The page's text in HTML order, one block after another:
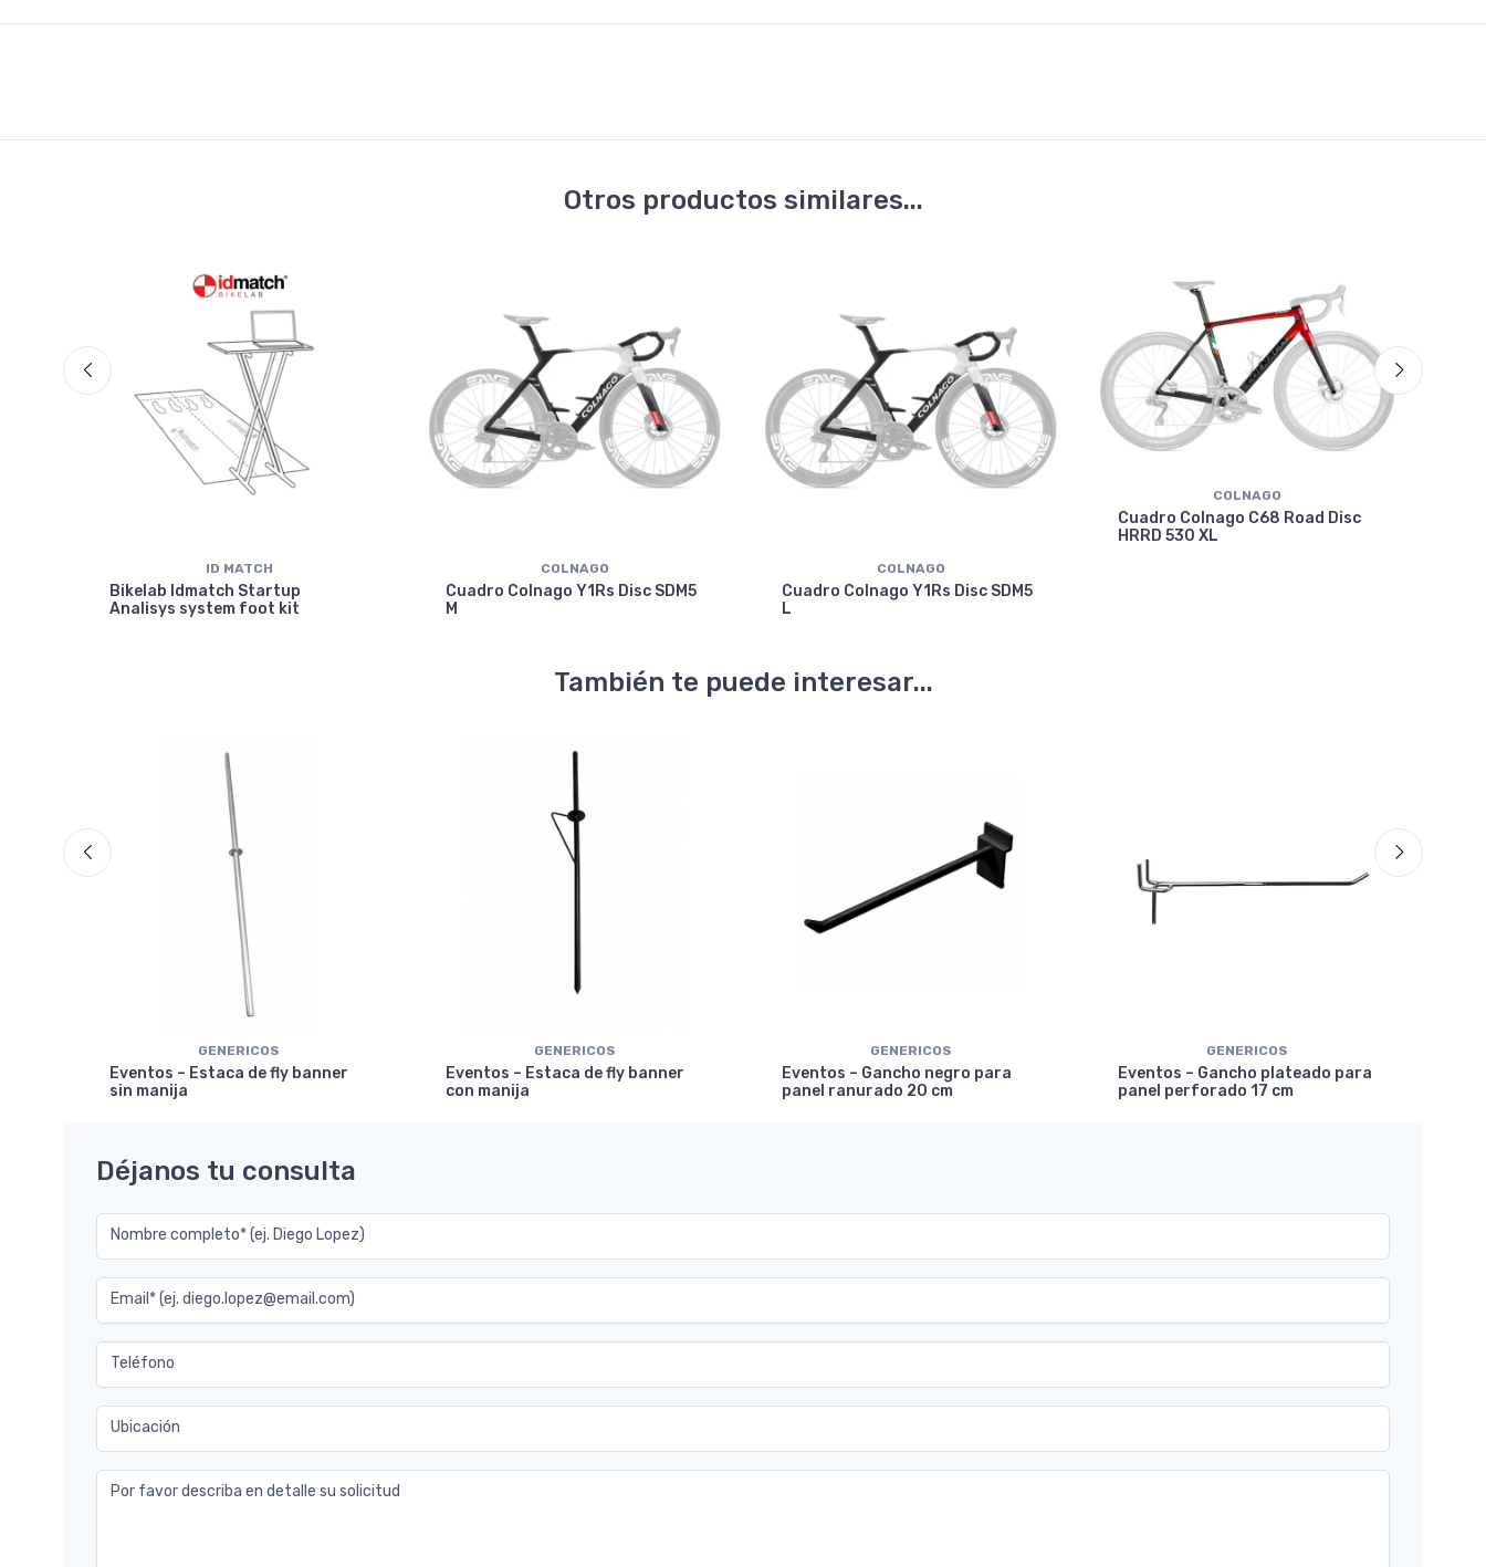
Otros productos similares...
ID MATCH
Bikelab Idmatch Startup
Analisys system foot kit
COLNAGO
Cuadro Colnago Y1Rs Disc SDM5
M
COLNAGO
Cuadro Colnago Y1Rs Disc SDM5
L
COLNAGO
Cuadro Colnago C68 Road Disc
HRRD 530 XL
También te puede interesar...
GENERICOS
Eventos – Estaca de fly banner
sin manija
GENERICOS
Eventos – Estaca de fly banner
con manija
GENERICOS
Eventos – Gancho negro para
panel ranurado 20 cm
GENERICOS
Eventos – Gancho plateado para
panel perforado 17 cm
Déjanos tu consulta
Nombre completo* (ej. Diego Lopez)
Email* (ej. diego.lopez@email.com)
Teléfono
Ubicación
Por favor describa en detalle su solicitud